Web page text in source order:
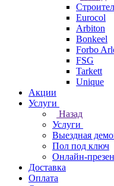
Eurocol
Arbiton
Bonkeel
Forbo
FSG
Tarkett
Unique
Акции
Услуги
Назад
Услуги
Выездная
Пол под ключ
Онлайн-
Доставка
Оплата